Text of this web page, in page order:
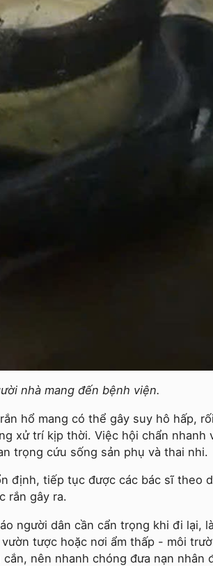
nhà mang đến bệnh viện.
hổ mang có thể gây suy hô hấp,
xử trí kịp thời. Việc hội chẩn nhanh
trọng cứu sống sản phụ và thai nhi.
định, tiếp tục được các bác sĩ theo
rắn gây ra.
người dân cần cẩn trọng khi đi lại,
tược hoặc nơi ẩm thấp - môi
nên nhanh chóng đưa nạn nhân